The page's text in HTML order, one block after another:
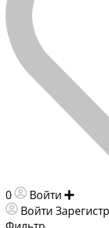
0 Войти
Войти